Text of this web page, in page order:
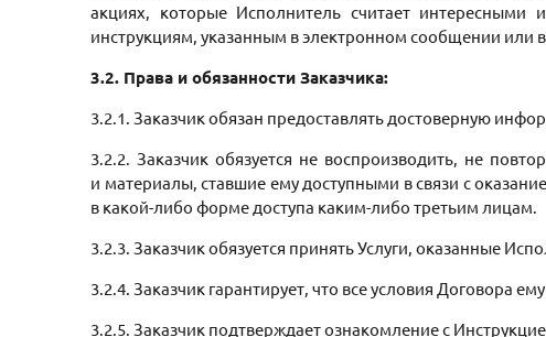
акциях, которые Исполнитель считает интересными
инструкциям, указанным в электронном сообщении или
3.2. Права и обязанности Заказчика:
3.2.1. Заказчик обязан предоставлять достоверную
3.2.2. Заказчик обязуется не воспроизводить, не
и материалы, ставшие ему доступными в связи с
в какой-либо форме доступа каким-либо третьим лицам.
3.2.3. Заказчик обязуется принять Услуги, оказанные
3.2.4. Заказчик гарантирует, что все условия Договора
3.2.5. Заказчик подтверждает ознакомление с